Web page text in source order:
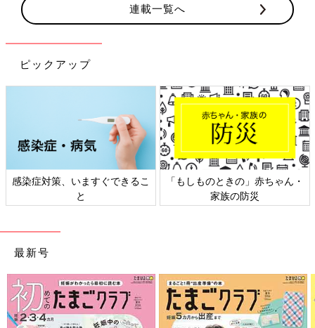
連載一覧へ
ピックアップ
感染症対策、いますぐできるこ
と
「もしものときの」赤ちゃん・
家族の防災
最新号